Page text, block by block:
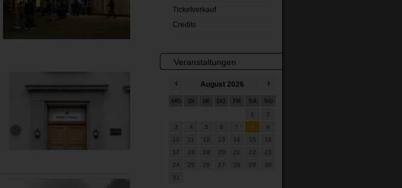
Ticketverkauf
Credits
Veranstaltungen
August 2026
MO DI MI DO FR SA
SO
1
2
3
4 5 6 7 8
9
10
11 12 13 14 15
16
17
18 19 20 21 22
23
24
25 26 27 28 29
30
31